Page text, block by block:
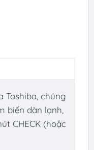
Toshiba, chúng
biến dàn lạnh,
CHECK (hoặc